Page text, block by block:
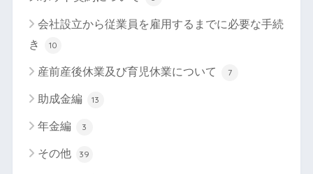
会社設立から従業員を雇用するまでに必要な手続
き
10
産前産後休業及び育児休業について 7
助成金編 13
年金編 3
その他 39